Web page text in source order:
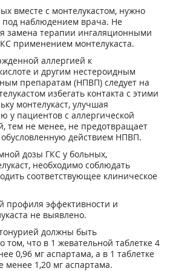
вместе с монтелукастом, нужно
под наблюдением врача. Не
замена терапии ингаляционными
применением монтелукаста.
аллергией к
и другим нестероидным
препаратам (НПВП) следует на
избегать контакта с этими
монтелукаст, улучшая
у пациентов с аллергической
тем не менее, не предотвращает
действием НПВП.
дозы ГКС у больных,
необходимо соблюдать
соответствующее клиническое
профиля эффективности и
не выявлено.
должны быть
что в 1 жевательной таблетке 4
0,96 мг аспартама, а в 1 таблетке
менее 1,20 мг аспартама.